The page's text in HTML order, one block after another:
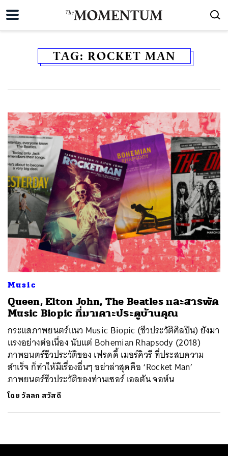
TAG: ROCKET MAN
Music
Queen, Elton John, The Beatles และสารพัด
Music Biopic ที่มาเคาะประตูบ้านคุณ
กระแสภาพยนตร์แนว Music Biopic (ชีวประวัติศิลปิน) ยังมา
แรงอย่างต่อเนื่อง นับแต่ Bohemian Rhapsody (2018)
ภาพยนตร์ชีวประวัติของ เฟรดดี้ เมอร์คิวรี ที่ประสบความ
สำเร็จ ก็ทำให้มีเรื่องอื่นๆ อย่าล่าสุดคือ ‘Rocket Man’
ภาพยนตร์ชีวประวัติของท่านเซอร์ เอลตัน จอห์น
โดยวัลลภ สวัสดี
ค้นหา
SHARE TWEET LINE EMAIL